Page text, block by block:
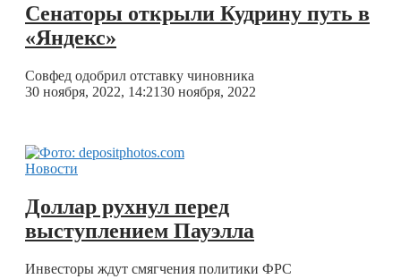
Сенаторы открыли Кудрину путь в
«Яндекс»
Совфед одобрил отставку чиновника
30 ноября, 2022, 14:2130 ноября, 2022
Новости
Доллар рухнул перед
выступлением Пауэлла
Инвесторы ждут смягчения политики ФРС